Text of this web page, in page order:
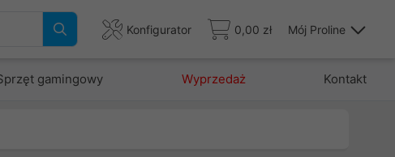
Konfigurator 0,00 zł Mój Proline
gamingowy Wyprzedaż Kontakt